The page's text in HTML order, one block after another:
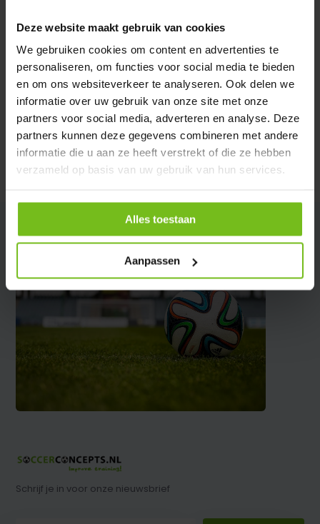
Deze website maakt gebruik van cookies
We gebruiken cookies om content en advertenties te
personaliseren, om functies voor social media te bieden
en om ons websiteverkeer te analyseren. Ook delen we
informatie over uw gebruik van onze site met onze
partners voor social media, adverteren en analyse. Deze
partners kunnen deze gegevens combineren met andere
informatie die u aan ze heeft verstrekt of die ze hebben
verzameld op basis van uw gebruik van hun services.
Alles toestaan
Aanpassen
Productomschrijving
Specificaties
Reviews
Delen
Schrijf je in voor onze nieuwsbrief